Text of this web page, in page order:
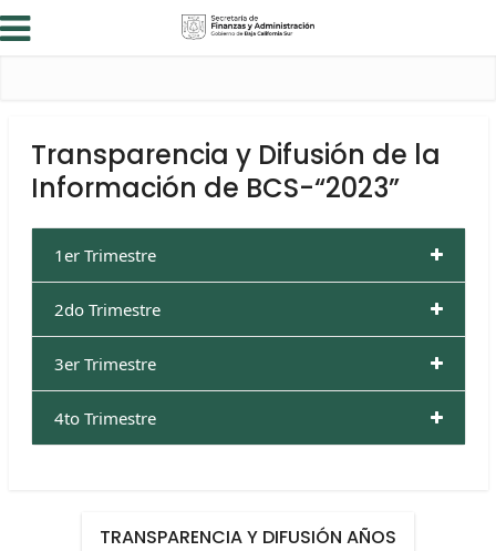
Transparencia y Difusión de la
Información de BCS-“2023”
1er Trimestre
2do Trimestre
3er Trimestre
4to Trimestre
TRANSPARENCIA Y DIFUSIÓN AÑOS